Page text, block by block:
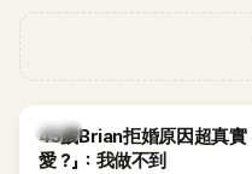
韓星
45歲Brian拒婚原因超真實
愛？」：我做不到